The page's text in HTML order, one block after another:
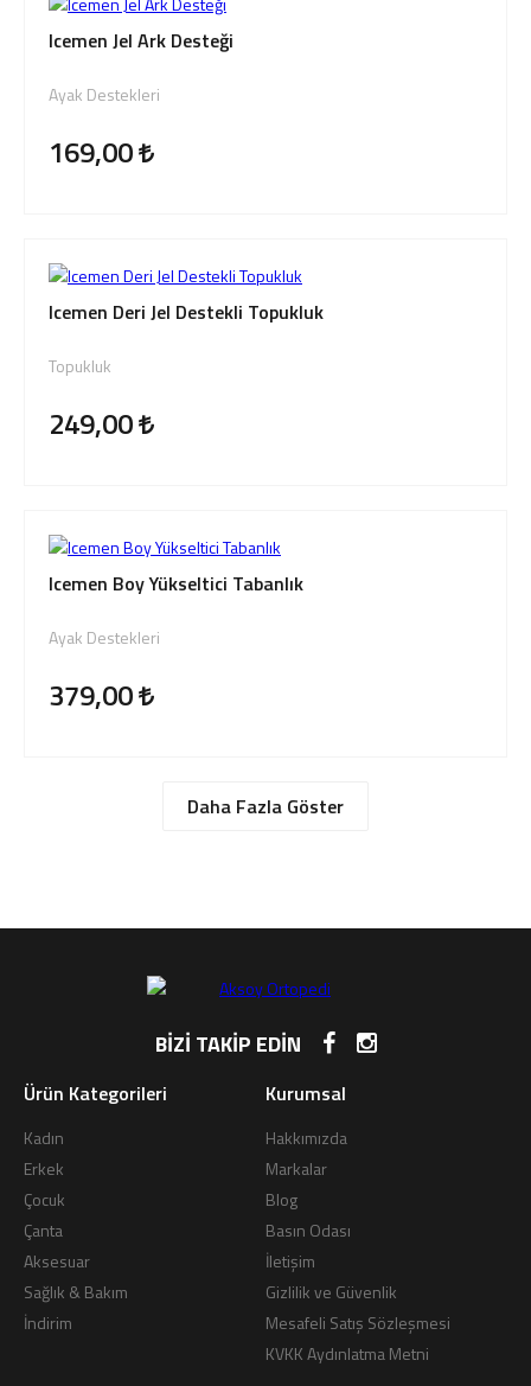
Icemen Jel Ark Desteği
Ayak Destekleri
169,00
Icemen Deri Jel Destekli Topukluk
Topukluk
249,00
Icemen Boy Yükseltici Tabanlık
Ayak Destekleri
379,00
Daha Fazla Göster
BİZİ TAKİP EDİN
Ürün Kategorileri
Kadın
Erkek
Çocuk
Çanta
Aksesuar
Sağlık & Bakım
İndirim
Kurumsal
Hakkımızda
Markalar
Blog
Basın Odası
İletişim
Gizlilik ve Güvenlik
Mesafeli Satış Sözleşmesi
KVKK Aydınlatma Metni